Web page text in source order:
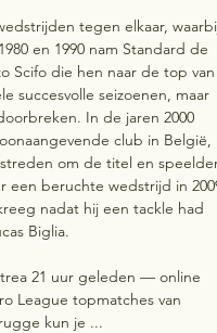
tegen elkaar,
en 1990 nam Standard de
Scifo die hen naar de top van
succesvolle seizoenen, maar
In de jaren 2000
club in België,
om de titel en
een beruchte wedstrijd in
nadat hij een tackle had
Biglia.
21 uur geleden — online
League topmatches van
kun je ...